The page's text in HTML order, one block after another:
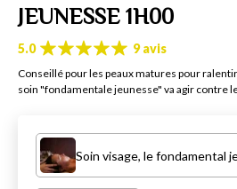
JEUNESSE 1H00
5.0 9 avis
Conseillé pour les peaux matures pour
soin "fondamentale jeunesse" va agir contre